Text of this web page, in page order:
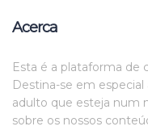
Acerca
Esta é a plataforma de
Destina-se em
adulto que esteja num
sobre os nossos